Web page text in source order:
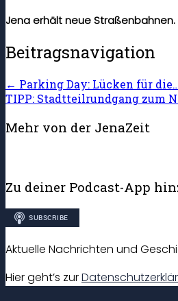
Jena erhält neue
Beitragsnavigation
← Parking Day: Lücken für
TIPP: Stadtteilrundgang zum
Mehr von der JenaZeit
Zu deiner Podcast-App
Aktuelle Nachrichten und
Hier geht’s zur